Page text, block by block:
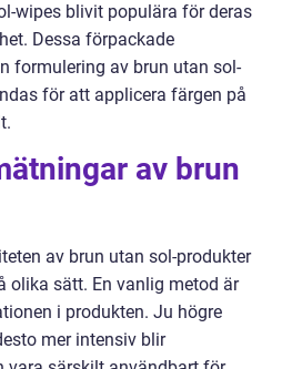
wipes blivit populära för deras
Dessa förpackade
formulering av brun utan sol-
för att applicera färgen på
av brun
av brun utan sol-produkter
olika sätt. En vanlig metod är
i produkten. Ju högre
mer intensiv blir